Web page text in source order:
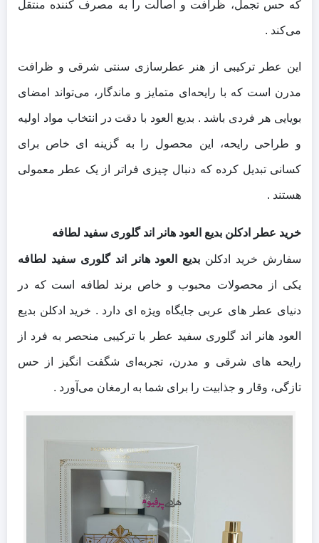
که حس تجمل، ظرافت و اصالت را به مصرف‌ کننده منتقل
می‌کند .
این عطر ترکیبی از هنر عطرسازی سنتی شرقی و ظرافت
مدرن است که با رایحه‌ای متمایز و ماندگار، می‌تواند امضای
بویایی هر فردی باشد . بدیع العود با دقت در انتخاب مواد اولیه
و طراحی رایحه، این محصول را به گزینه‌ ای خاص برای
کسانی تبدیل کرده که دنبال چیزی فراتر از یک عطر معمولی
هستند .
خرید عطر ادکلن بدیع العود هانر اند گلوری سفید لطافه
سفارش خرید ادکلن بدیع العود هانر اند گلوری سفید لطافه
یکی از محصولات محبوب و خاص برند لطافه است که در
دنیای عطر های عربی جایگاه ویژه‌ ای دارد . خرید ادکلن بدیع
العود هانر اند گلوری سفید عطر با ترکیبی منحصر به فرد از
رایحه‌ های شرقی و مدرن، تجربه‌ای شگفت‌ انگیز از حس
تازگی، وقار و جذابیت را برای شما به ارمغان می‌آورد .